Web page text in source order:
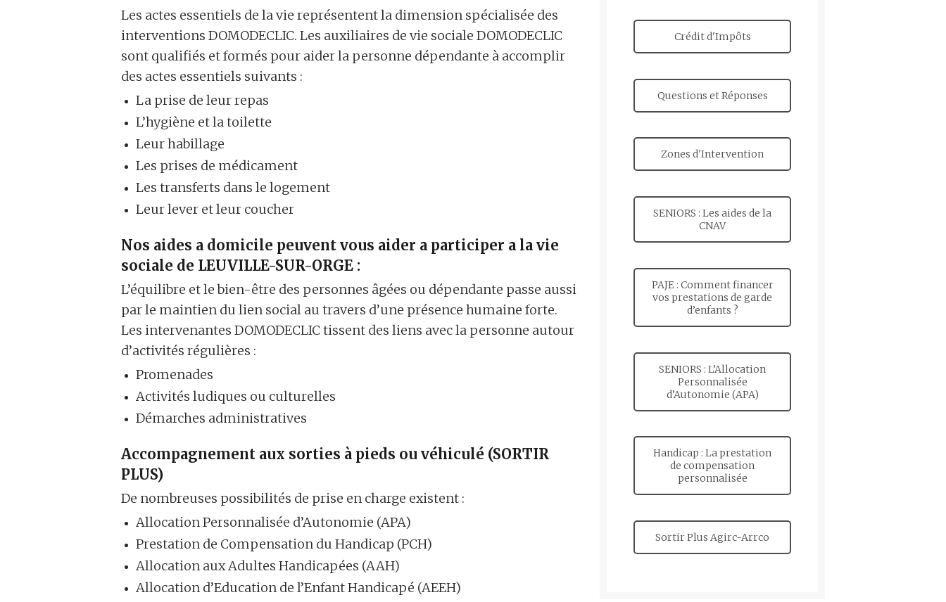
Les actes essentiels de la vie représentent la dimension spécialisée des
interventions DOMODECLIC. Les auxiliaires de vie sociale DOMODECLIC
sont qualifiés et formés pour aider la personne dépendante à accomplir
des actes essentiels suivants :
La prise de leur repas
L’hygiène et la toilette
Leur habillage
Les prises de médicament
Les transferts dans le logement
Leur lever et leur coucher
Nos aides a domicile peuvent vous aider a participer a la vie
sociale de LEUVILLE-SUR-ORGE :
L’équilibre et le bien-être des personnes âgées ou dépendante passe aussi
par le maintien du lien social au travers d’une présence humaine forte.
Les intervenantes DOMODECLIC tissent des liens avec la personne autour
d’activités régulières :
Promenades
Activités ludiques ou culturelles
Démarches administratives
Accompagnement aux sorties à pieds ou véhiculé (SORTIR
PLUS)
De nombreuses possibilités de prise en charge existent :
Allocation Personnalisée d’Autonomie (APA)
Prestation de Compensation du Handicap (PCH)
Allocation aux Adultes Handicapées (AAH)
Allocation d’Education de l’Enfant Handicapé (AEEH)
Crédit d'Impôts
Questions et Réponses
Zones d'Intervention
SENIORS : Les aides de la
CNAV
PAJE : Comment financer
vos prestations de garde
d’enfants ?
SENIORS : L’Allocation
Personnalisée
d’Autonomie (APA)
Handicap : La prestation
de compensation
personnalisée
Sortir Plus Agirc-Arrco